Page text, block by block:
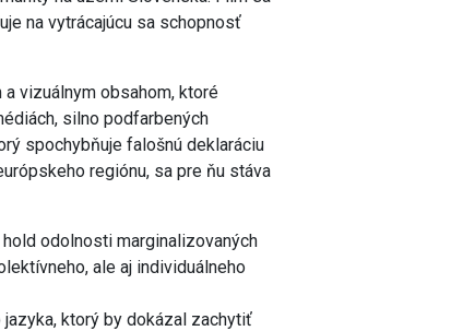
na vytrácajúcu sa schopnosť
vizuálnym obsahom, ktoré
silno podfarbených
spochybňuje falošnú deklaráciu
regiónu, sa pre ňu stáva
odolnosti marginalizovaných
ale aj individuálneho
ktorý by dokázal zachytiť